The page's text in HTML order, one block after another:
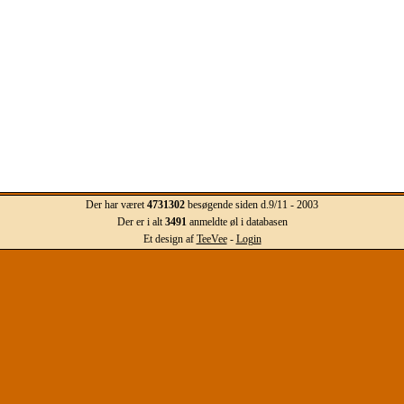
Der har været4731302besøgende siden d.9/11 - 2003
Der er i alt3491anmeldte øl i databasen
Et design af TeeVee- Login